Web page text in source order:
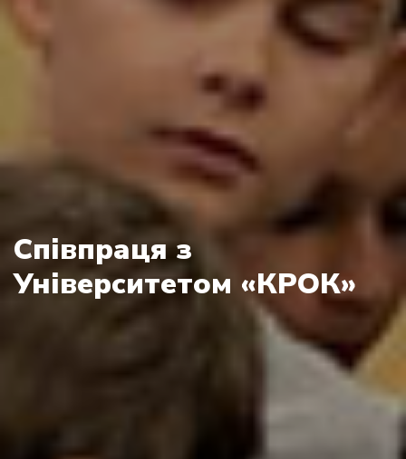
Співпраця з
Університетом «КРОК»